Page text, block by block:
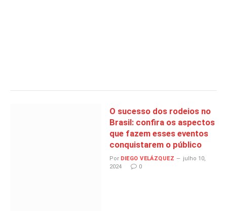
O sucesso dos rodeios no
Brasil: confira os aspectos
que fazem esses eventos
conquistarem o público
Por DIEGO VELÁZQUEZ
julho 10,
2024
0